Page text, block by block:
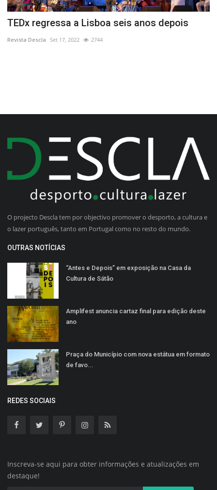
TEDx regressa a Lisboa seis anos depois
Revista Descla Set 17, 2022 2744
O projecto Descla tem por objectivo promover o desporto, a cultura e
o lazer português, tanto em Portugal como no resto do mundo.
OUTRAS NOTÍCIAS
“Antes e Depois” em exposição na Casa da
Cultura de Sátão
Amplifest anuncia cartaz final para edição deste
ano
Praça do Município com nova estátua em formato
de favo...
REDES SOCIAIS
Inscreva-se aqui para obter informações e atualizações em
destaque!